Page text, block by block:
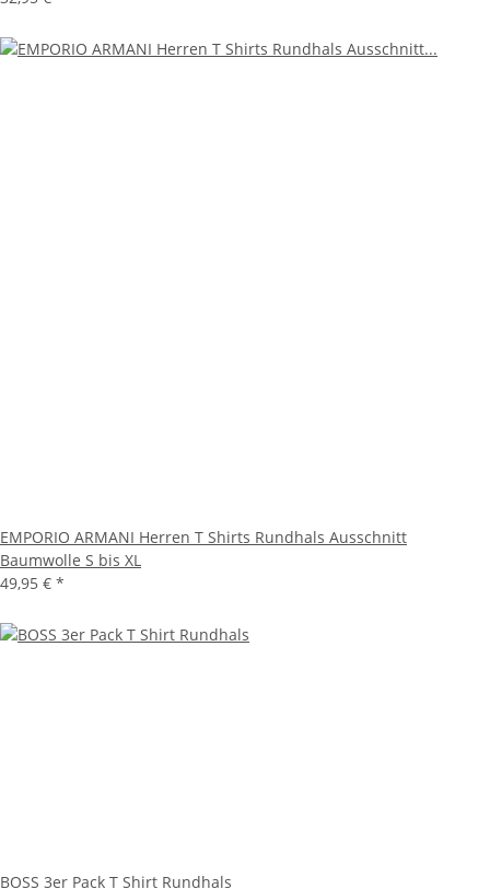
EMPORIO ARMANI Herren T Shirts Rundhals Ausschnitt
Baumwolle S bis XL
49,95 € *
BOSS 3er Pack T Shirt Rundhals